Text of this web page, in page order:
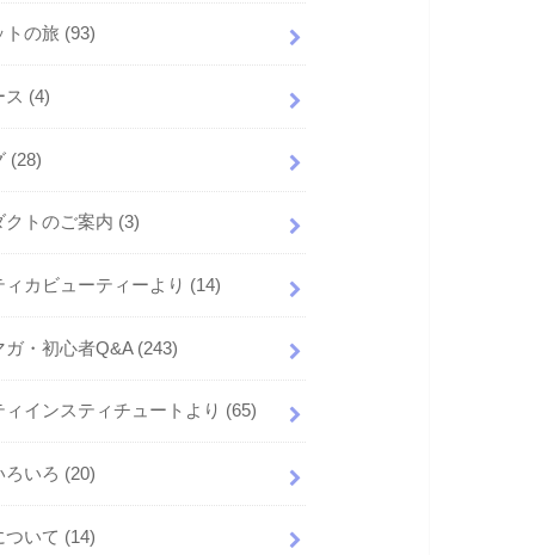
トの旅 (93)
ス (4)
(28)
クトのご案内 (3)
ィカビューティーより (14)
ガ・初心者Q&A (243)
ィインスティチュートより (65)
ろいろ (20)
ついて (14)